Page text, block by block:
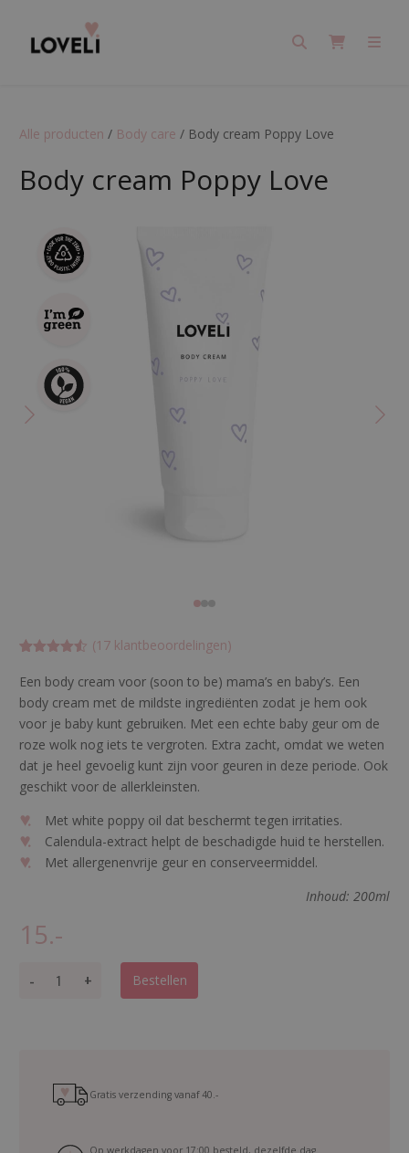
SearchCart
Alle producten / Body care / Body cream Poppy Love
Body cream Poppy Love
d
4.52941176
47059 op
gebaseerd
opklant
waardering
en
(17klantbeoordelingen)
Een body cream voor (soon to be) mama’s en baby’s. Een
body cream met de mildste ingrediënten zodat je hem ook
voor je baby kunt gebruiken. Met een echte baby geur om de
roze wolk nog iets te vergroten. Extra zacht, omdat we weten
dat je heel gevoelig kunt zijn voor geuren in deze periode. Ook
geschikt voor de allerkleinsten.
Met white poppy oil dat beschermt tegen irritaties.
Calendula-extract helpt de beschadigde huid te herstellen.
Met allergenenvrije geur en conserveermiddel.
Inhoud: 200ml
15.-
- + Bestellen
Gratis verzending vanaf40.-
Op werkdagen voor 17:00 besteld, dezelfde dag